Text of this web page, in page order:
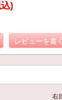
)
レビューを書く
右